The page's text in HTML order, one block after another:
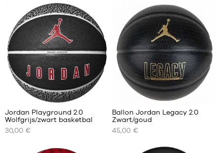
maat
6
maat
7
maat
5
maat
6
maat
7
ONZE
BESCHIKBARE
16
Jordan Playground 2.0
Wolfgrijs/zwart basketbal
30,00 €
ONZE
BESCHIKBARE
1
Ballon Jordan Legacy 2.0
Zwart/goud
45,00 €